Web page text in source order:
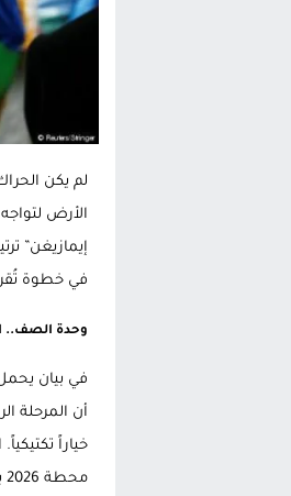
لم يكن
الأرض
في خطوة
وحدة الصف..
في بيان
أن المرحلة
خياراً